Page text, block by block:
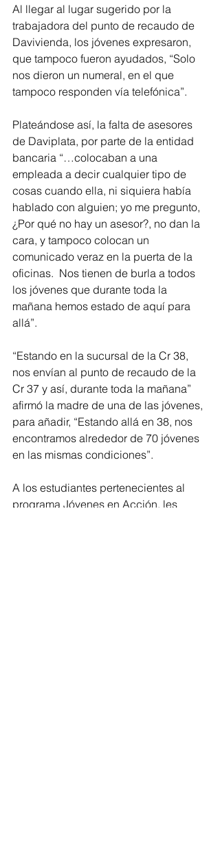
Al llegar al lugar sugerido por la
trabajadora del punto de recaudo de
Davivienda, los jóvenes expresaron,
que tampoco fueron ayudados, “Solo
nos dieron un numeral, en el que
tampoco responden vía telefónica”.
Plateándose así, la falta de asesores
de Daviplata, por parte de la entidad
bancaria “…colocaban a una
empleada a decir cualquier tipo de
cosas cuando ella, ni siquiera había
hablado con alguien; yo me pregunto,
¿Por qué no hay un asesor?, no dan la
cara, y tampoco colocan un
comunicado veraz en la puerta de la
oficinas.  Nos tienen de burla a todos
los jóvenes que durante toda la
mañana hemos estado de aquí para
allá”.
“Estando en la sucursal de la Cr 38,
nos envían al punto de recaudo de la
Cr 37 y así, durante toda la mañana”
afirmó la madre de una de las jóvenes,
para añadir, “Estando allá en 38, nos
encontramos alrededor de 70 jóvenes
en las mismas condiciones”.
A los estudiantes pertenecientes al
programa Jóvenes en Acción, les